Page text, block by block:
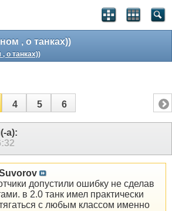
, о танках))
, о танках))
4 5 6
а):
допустили ошибку не сделав
в 2.0 танк имел практически
с любым классом именно